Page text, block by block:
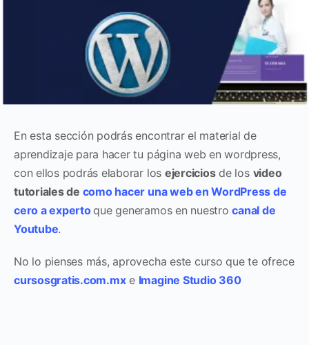
En esta sección podrás encontrar el material de
aprendizaje para hacer tu página web en wordpress,
con ellos podrás elaborar los ejerciciosde los video
tutoriales de como hacer una web en WordPress de
cero a expertoque generamos en nuestrocanal de
Youtube.
No lo pienses más, aprovecha este curso que te ofrece
cursosgratis.com.mxe Imagine Studio 360